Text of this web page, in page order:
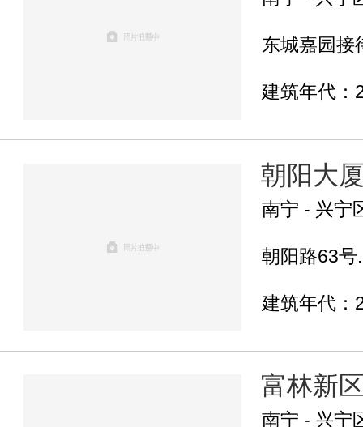
东城嘉园接
建筑年代：
朝阳大
南宁 - 兴宁
朝阳路63号
建筑年代：
富林新
南宁 - 兴宁